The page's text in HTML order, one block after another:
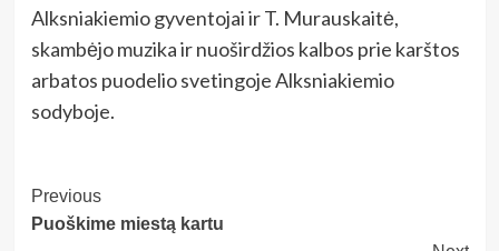
Alksniakiemio gyventojai ir T. Murauskaitė,
skambėjo muzika ir nuoširdžios kalbos prie karštos
arbatos puodelio svetingoje Alksniakiemio
sodyboje.
Post
Navigation
Previous
Puoškime miestą kartu